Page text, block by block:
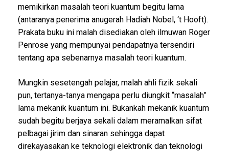
memikirkan masalah teori kuantum begitu lama
(antaranya penerima anugerah Hadiah Nobel, ‘t Hooft).
Prakata buku ini malah disediakan oleh ilmuwan Roger
Penrose yang mempunyai pendapatnya tersendiri
tentang apa sebenarnya masalah teori kuantum.
Mungkin sesetengah pelajar, malah ahli fizik sekali
pun, tertanya-tanya mengapa perlu diungkit “masalah”
lama mekanik kuantum ini. Bukankah mekanik kuantum
sudah begitu berjaya sekali dalam meramalkan sifat
pelbagai jirim dan sinaran sehingga dapat
direkayasakan ke teknologi elektronik dan teknologi